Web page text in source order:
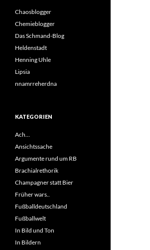
Chaosblogger
Chemieblogger
Das Schmand-Blog
Heldenstadt
Henning Uhle
Lipsia
nnamrreherdna
KATEGORIEN
Ach…
Ansichtssache
Argumente rund um RB
Brachialrethorik
Champagner statt Bier
Früher wars..
Fußballdeutschland
Fußballwelt
In Bild und Ton
In Bildern